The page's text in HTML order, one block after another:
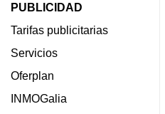
PUBLICIDAD
Tarifas publicitarias
Servicios
Oferplan
INMOGalia